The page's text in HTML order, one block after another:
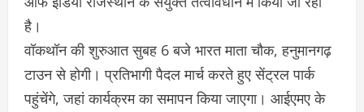
है।
वॉकथॉन की शुरुआत सुबह 6 बजे भारत माता चौक, हनुमानगढ़
टाउन से होगी। प्रतिभागी पैदल मार्च करते हुए सेंट्रल पार्क
पहुंचेंगे, जहां कार्यक्रम का समापन किया जाएगा। आईएमए के